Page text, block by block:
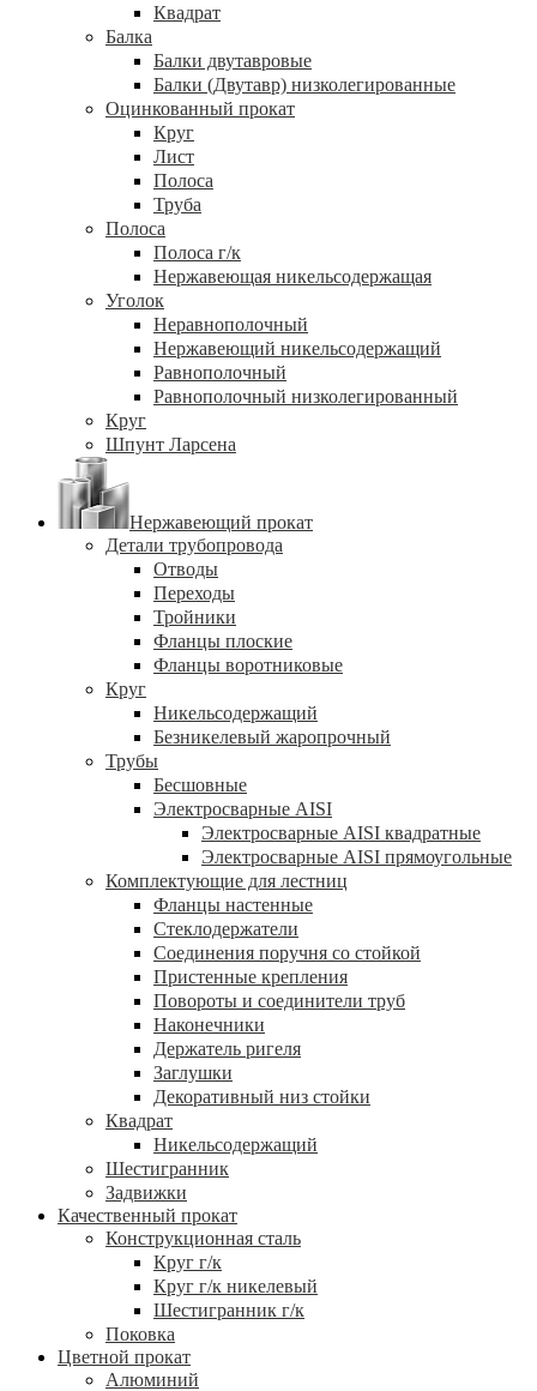
Квадрат
Балка
Балки двутавровые
Балки (Двутавр) низколегированные
Оцинкованный прокат
Круг
Лист
Полоса
Труба
Полоса
Полоса г/к
Нержавеющая никельсодержащая
Уголок
Неравнополочный
Нержавеющий никельсодержащий
Равнополочный
Равнополочный низколегированный
Круг
Шпунт Ларсена
Нержавеющий прокат
Детали трубопровода
Отводы
Переходы
Тройники
Фланцы плоские
Фланцы воротниковые
Круг
Никельсодержащий
Безникелевый жаропрочный
Трубы
Бесшовные
Электросварные AISI
Электросварные AISI квадратные
Электросварные AISI прямоугольные
Комплектующие для лестниц
Фланцы настенные
Стеклодержатели
Соединения поручня со стойкой
Пристенные крепления
Повороты и соединители труб
Наконечники
Держатель ригеля
Заглушки
Декоративный низ стойки
Квадрат
Никельсодержащий
Шестигранник
Задвижки
Качественный прокат
Конструкционная сталь
Круг г/к
Круг г/к никелевый
Шестигранник г/к
Поковка
Цветной прокат
Алюминий